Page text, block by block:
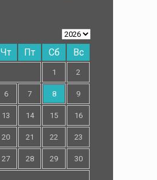
Чт Пт Сб Вс
1 2
6 7 8 9
13 14 15 16
20 21 22 23
27 28 29 30